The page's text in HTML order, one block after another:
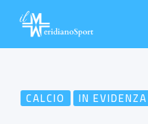
CALCIO IN EVIDENZA